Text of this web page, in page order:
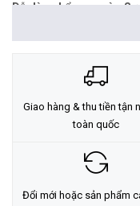
Dễ dàng bổ sung vào
Nếu có sẵn nền tảng
bằng cách quét mã QR,
thuận tiện.
Giao hàng & thu tiền tận
toàn quốc
Đổi mới hoặc sản phẩm